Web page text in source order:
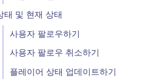
태 및 현재 상태
사용자 팔로우하기
사용자 팔로우 취소하기
플레이어 상태 업데이트하기